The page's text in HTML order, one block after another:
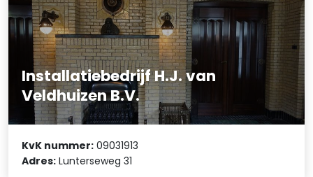
Installatiebedrijf H.J. van
Veldhuizen B.V.
KvK nummer: 09031913
Adres: Lunterseweg 31